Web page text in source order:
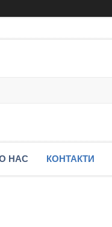
НАС КОНТАКТИ